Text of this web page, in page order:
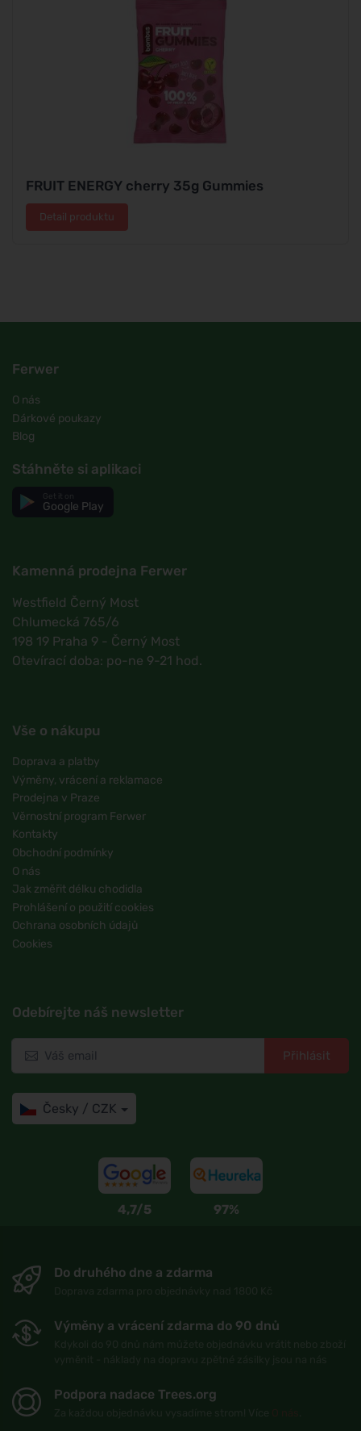
FRUIT ENERGY cherry 35g Gummies
Detail produktu
Ferwer
O nás
Dárkové poukazy
Blog
Stáhněte si aplikaci
Google Play
Kamenná prodejna Ferwer
Westfield Černý Most
Chlumecká 765/6
198 19 Praha 9 - Černý Most
Otevírací doba: po-ne 9-21 hod.
Vše o nákupu
Doprava a platby
Výměny, vrácení a reklamace
Prodejna v Praze
Věrnostní program Ferwer
Kontakty
Obchodní podmínky
O nás
Jak změřit délku chodidla
Prohlášení o použití cookies
Ochrana osobních údajů
Cookies
Odebírejte náš newsletter
Přihlásit
Česky / CZK
4,7/5 97%
Do druhého dne a zdarma
Výměny a vrácení zdarma do 90 dnů
Podpora nadace Trees.org